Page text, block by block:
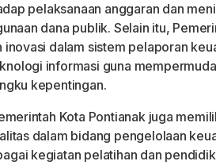
pelaksanaan anggaran dan
dana publik. Selain itu,
inovasi dalam sistem pelaporan
informasi guna
kepentingan.
Kota Pontianak juga
dalam bidang pengelolaan
kegiatan pelatihan dan